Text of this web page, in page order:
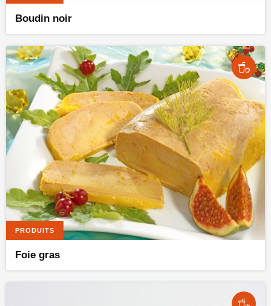
Boudin noir
PRODUITS
Foie gras